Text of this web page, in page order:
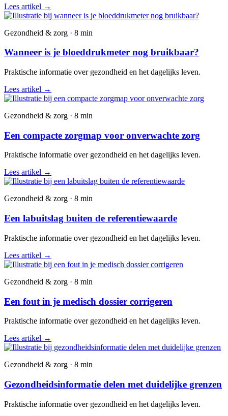
Lees artikel →
Gezondheid & zorg · 8 min
Wanneer is je bloeddrukmeter nog bruikbaar?
Praktische informatie over gezondheid en het dagelijks leven.
Lees artikel →
Gezondheid & zorg · 8 min
Een compacte zorgmap voor onverwachte zorg
Praktische informatie over gezondheid en het dagelijks leven.
Lees artikel →
Gezondheid & zorg · 8 min
Een labuitslag buiten de referentiewaarde
Praktische informatie over gezondheid en het dagelijks leven.
Lees artikel →
Gezondheid & zorg · 8 min
Een fout in je medisch dossier corrigeren
Praktische informatie over gezondheid en het dagelijks leven.
Lees artikel →
Gezondheid & zorg · 8 min
Gezondheidsinformatie delen met duidelijke grenzen
Praktische informatie over gezondheid en het dagelijks leven.